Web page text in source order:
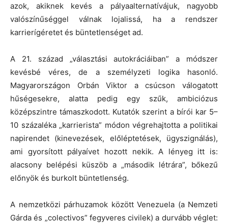
azok, akiknek kevés a pályaalternatívájuk, nagyobb
valószínűséggel válnak lojalissá, ha a rendszer
karrierígéretet és büntetlenséget ad.
A 21. század „választási autokráciáiban” a módszer
kevésbé véres, de a személyzeti logika hasonló.
Magyarországon Orbán Viktor a csúcson válogatott
hűségesekre, alatta pedig egy szűk, ambiciózus
középszintre támaszkodott. Kutatók szerint a bírói kar 5–
10 százaléka „karrierista” módon végrehajtotta a politikai
napirendet (kinevezések, előléptetések, ügyszignálás),
ami gyorsított pályaívet hozott nekik. A lényeg itt is:
alacsony belépési küszöb a „második létrára”, bőkezű
előnyök és burkolt büntetlenség.
A nemzetközi párhuzamok között Venezuela (a Nemzeti
Gárda és „colectivos” fegyveres civilek) a durvább véglet: